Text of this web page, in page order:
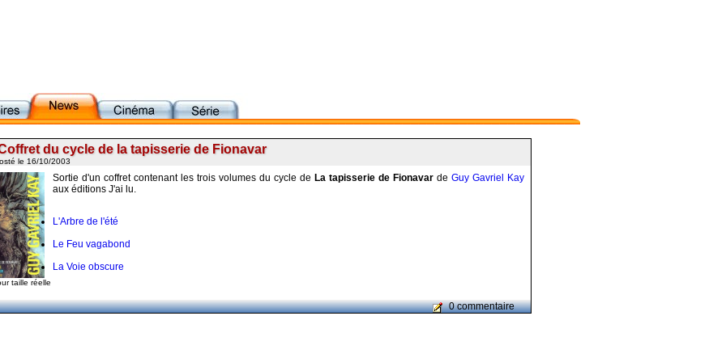
du cycle de la tapisserie de Fionavar
le 16/10/2003
taille réelle
Sortie d'un coffret contenant les trois volumes du cycle de La tapisserie de Fionavarde Guy Gavriel Kay
aux éditions J'ai lu.
L'Arbre de l'été
Le Feu vagabond
La Voie obscure
0 commentaire